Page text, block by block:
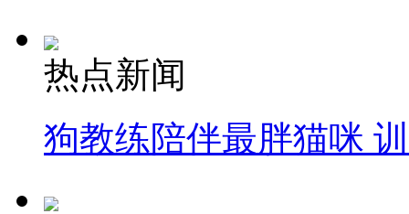
热点新闻
狗教练陪伴最胖猫咪